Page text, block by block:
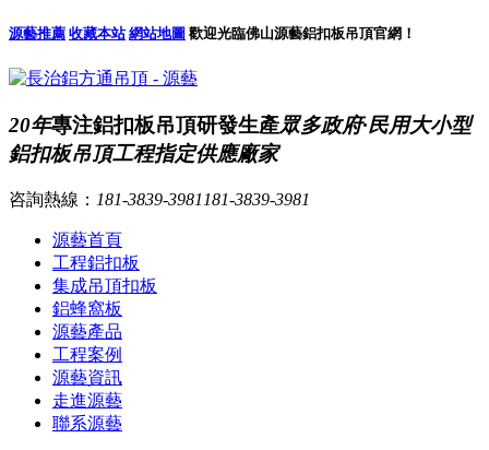
源藝推薦 收藏本站 網站地圖 歡迎光臨佛山源藝鋁扣板吊頂官網！
20年專注鋁扣板吊頂研發生產眾多政府·民用大小型
鋁扣板吊頂工程指定供應廠家
咨詢熱線： 181-3839-3981 181-3839-3981
源藝首頁
工程鋁扣板
集成吊頂扣板
鋁蜂窩板
源藝產品
工程案例
源藝資訊
走進源藝
聯系源藝